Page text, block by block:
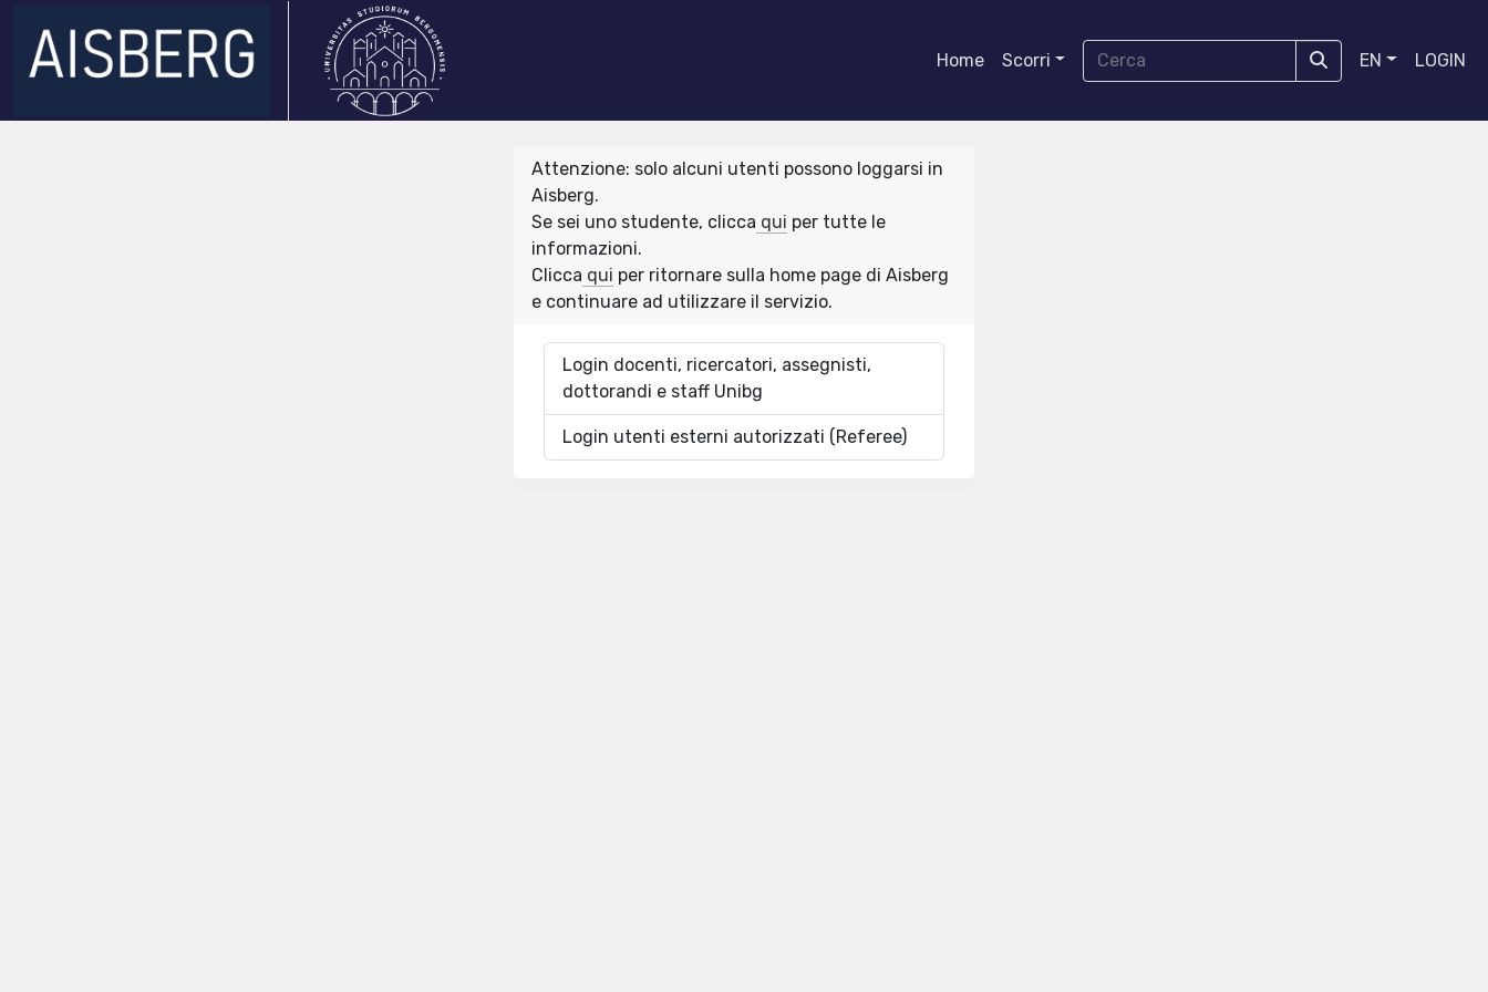
Home Scorri EN LOGIN
Attenzione: solo alcuni utenti possono loggarsi in
Aisberg.
Se sei uno studente, clicca qui per tutte le
informazioni.
Clicca qui per ritornare sulla home page di Aisberg
e continuare ad utilizzare il servizio.
Login docenti, ricercatori, assegnisti,
dottorandi e staff Unibg
Login utenti esterni autorizzati (Referee)